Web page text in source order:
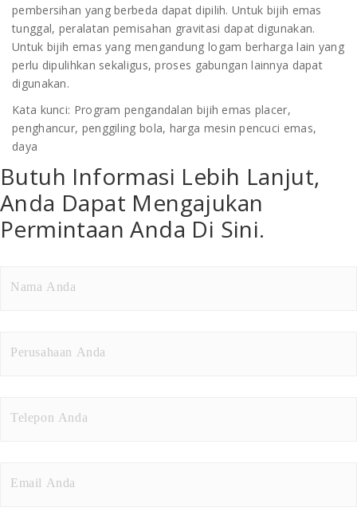
pembersihan yang berbeda dapat dipilih. Untuk bijih emas
tunggal, peralatan pemisahan gravitasi dapat digunakan.
Untuk bijih emas yang mengandung logam berharga lain yang
perlu dipulihkan sekaligus, proses gabungan lainnya dapat
digunakan.
Kata kunci: Program pengandalan bijih emas placer,
penghancur, penggiling bola, harga mesin pencuci emas,
daya
Butuh Informasi Lebih Lanjut,
Anda Dapat Mengajukan
Permintaan Anda Di Sini.